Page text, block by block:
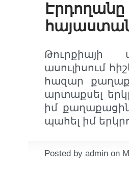
Թուրքիայի
ասուլիսում
հազար
արտաքսել
իմ
պահել իմ
Posted by admin on